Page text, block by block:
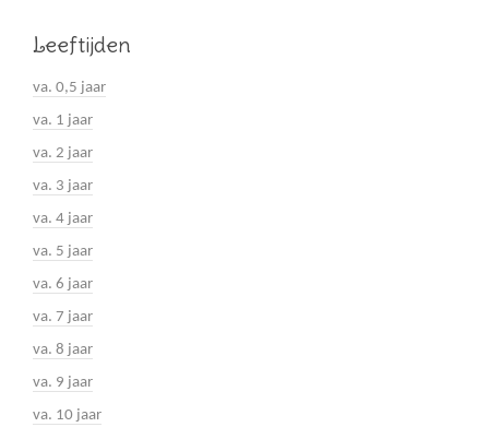
Leeftijden
va. 0,5 jaar
va. 1 jaar
va. 2 jaar
va. 3 jaar
va. 4 jaar
va. 5 jaar
va. 6 jaar
va. 7 jaar
va. 8 jaar
va. 9 jaar
va. 10 jaar